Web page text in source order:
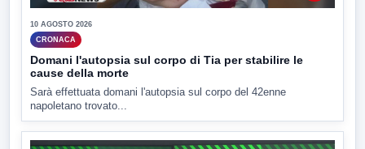
10 AGOSTO 2026
CRONACA
Domani l'autopsia sul corpo di Tia per stabilire le
cause della morte
Sarà effettuata domani l'autopsia sul corpo del 42enne
napoletano trovato...